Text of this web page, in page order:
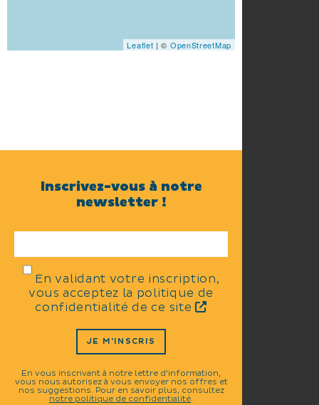
Leaflet | © OpenStreetMap
Inscrivez-vous à notre
newsletter !
En validant votre inscription,
vous acceptez la politique de
confidentialité de ce site
JE M'INSCRIS
En vous inscrivant à notre lettre d'information,
vous nous autorisez à vous envoyer nos offres et
nos suggestions. Pour en savoir plus, consultez
notre politique de confidentialité.